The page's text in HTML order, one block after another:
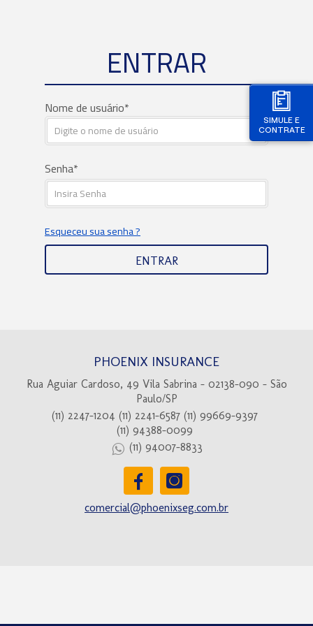
SIMULE E
CONTRATE
ENTRAR
Nome de usuário
Senha
Esqueceu sua senha ?
ENTRAR
PHOENIX INSURANCE
Rua Aguiar Cardoso, 49 Vila Sabrina - 02138-090 - São
Paulo/SP
(11) 2247-1204 (11) 2241-6587 (11) 99669-9397
(11) 94388-0099
(11) 94007-8833
comercial@phoenixseg.com.br